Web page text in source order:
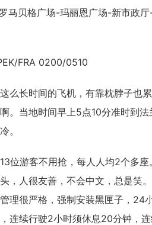
马贝格广场-玛丽恩广场-新市政
FRA 0200/0510
长时间的飞机，有靠枕脖子也
。当地时间早上5点10分准时到法
。
游客不用抢，每人人均2个多座
，人很友善，不会中文，总是笑
理很严格，强制安装黑匣子，24
连续行驶2小时须休息20分钟，